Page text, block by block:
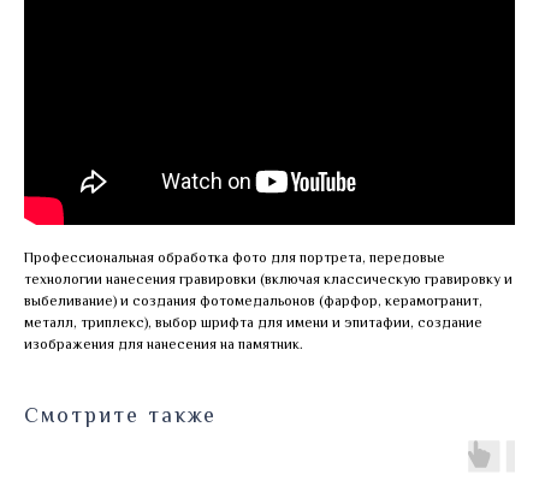
Профессиональная обработка фото для портрета, передовые
технологии нанесения гравировки (включая классическую гравировку и
выбеливание) и создания фотомедальонов (фарфор, керамогранит,
металл, триплекс), выбор шрифта для имени и эпитафии, создание
изображения для нанесения на памятник.
Смотрите также